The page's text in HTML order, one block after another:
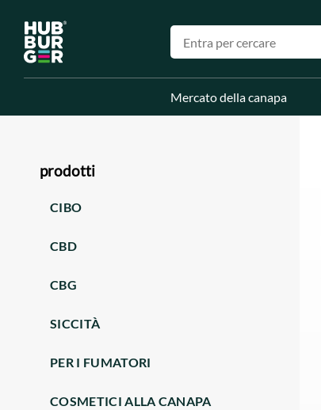
Mercato della canapa
prodotti
CIBO
CBD
CBG
SICCITÀ
PER I FUMATORI
COSMETICI ALLA CANAPA